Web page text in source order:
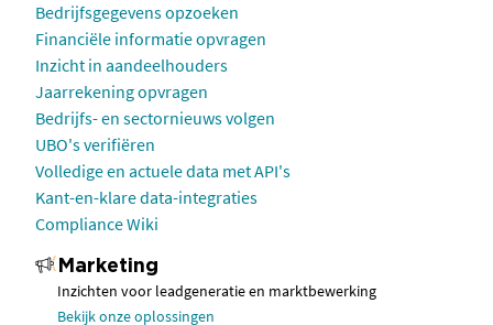
Bedrijfsgegevens opzoeken
Financiële informatie opvragen
Inzicht in aandeelhouders
Jaarrekening opvragen
Bedrijfs- en sectornieuws volgen
UBO's verifiëren
Volledige en actuele data met API's
Kant-en-klare data-integraties
Compliance Wiki
Marketing
Inzichten voor leadgeneratie en marktbewerking
Bekijk onze oplossingen